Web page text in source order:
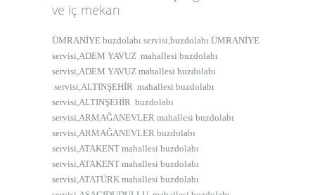
ÜMRANİYE buzdolabı servisi,buzdolabı ÜMRANİYE
servisi,ADEM YAVUZ mahallesi buzdolabı
servisi,ADEM YAVUZ mahallesi buzdolabı
servisi,ALTINŞEHİR mahallesi buzdolabı
servisi,ALTINŞEHİR buzdolabı
servisi,ARMAĞANEVLER mahallesi buzdolabı
servisi,ARMAĞANEVLER buzdolabı
servisi,ATAKENT mahallesi buzdolabı
servisi,ATAKENT mahallesi buzdolabı
servisi,ATATÜRK mahallesi buzdolabı